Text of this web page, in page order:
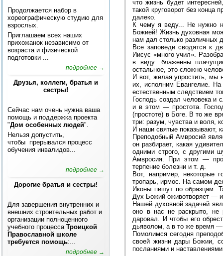
Продолжается набор в
хореографическую студию для
взрослых.
Приглашаем всех наших
прихожанок независимо от
возраста и физической
подготовки ...
подробнее →
Друзья, коллеги, братья и
сестры!
Сейчас нам очень нужна ваша
помощь и поддержка проекта
"Дом особенных людей".
Нельзя допустить,
чтобы прерывался процесс
обучения инвалидов...
подробнее →
Дорогие братья и сестры!
Для завершения внутренних и
внешних строительных работ и
организации полноценного
учебного процесса Троицкой
Православной школе
требуется помощь:...
подробнее →
что жизнь будет
такой круговорот без
далеко.
К чему я веду... Не нужно
Божией! Жизнь духовная
нам дал столько различных
Все заповеди сводятся к
Иисус «много учил».
в виду: блаженны
остальное, это сложно
И вот, желая упростить, мы
их, исполним Евангелие.
естественным следствием
Господь создал человека
и в этом — простота.
(простоте) в Боге. В то же
три: разум, чувства и воля,
И наши святые показывают,
Преподобный Амвросий
он разбирает, какая
одними строго, с другими
Амвросия. При этом —
терпение болезни и т. д.
Вот, например, некоторые
тропарь, ирмос. На самом
Иконы пишут по образцам.
Дух Божий оживотворяет —
Нашей духовной задачей
оно в нас не раскрыто,
даровал. И чтобы его
дьяволом, а в то же время —
Помолимся сегодня
своей жизни дары Божии,
посланиями и